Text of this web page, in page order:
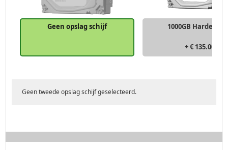
Geen opslag schijf 1000GB Harde
+ € 135.00
Geen tweede opslag schijf geselecteerd.